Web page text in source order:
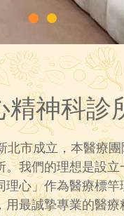
精神科診
市成立，本醫療
我們的理想是設
心」作為醫療標
最誠摯專業的醫